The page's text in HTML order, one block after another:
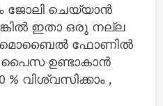
ജോലി ചെയ്യാൻ
ഇതാ ഒരു നല്ല
മൊബൈൽ ഫോണിൽ
പൈസ ഉണ്ടാകാൻ
% വിശ്വസിക്കാം ,